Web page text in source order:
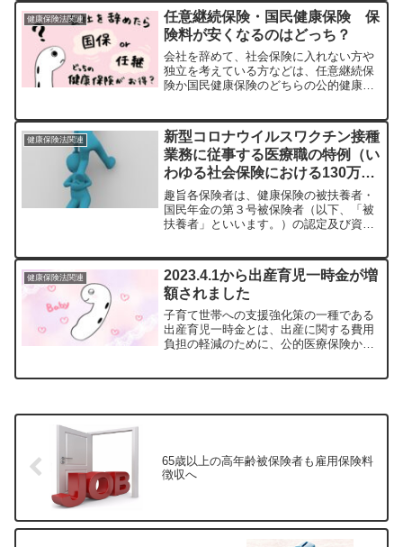
るのか知ることが重要となります。①高
額療養費制度同一月（月の初...
健康保険法関連
任意継続保険・国民健康保険 保
険料が安くなるのはどっち？
会社を辞めて、社会保険に入れない方や
独立を考えている方などは、任意継続保
険か国民健康保険のどちらの公的健康保
康保険のどちらが保険料的に損しないか
をご紹介します。任意継続...
健康保険法関連
新型コロナウイルスワクチン接種
業務に従事する医療職の特例（い
わゆる社会保険における130万円
の壁）
趣旨各保険者は、健康保険の被扶養者・
国民年金の第３号被保険者（以下、「被
扶養者」といいます。）の認定及び資格
現時点の収入又は将来の収入の見込みな
どから、今後１年間の収入...
健康保険法関連
2023.4.1から出産育児一時金が増
額されました
子育て世帯への支援強化策の一種である
出産育児一時金とは、出産に関する費用
負担の軽減のために、公的医療保険か
65歳以上の高年齢被保険者も雇用保険料
徴収へ